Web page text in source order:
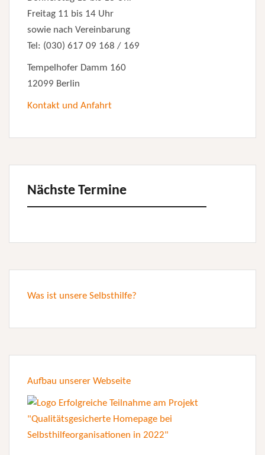
Freitag 11 bis 14 Uhr
sowie nach Vereinbarung
Tel: (030) 617 09 168 / 169
Tempelhofer Damm 160
12099 Berlin
Kontakt und Anfahrt
Nächste Termine
Was ist unsere Selbsthilfe?
Aufbau unserer Webseite